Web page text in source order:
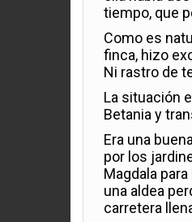
tiempo, que
Como es
finca, hizo
Ni rastro de
La situación
Betania y
Era una
por los
Magdala
una aldea
carretera